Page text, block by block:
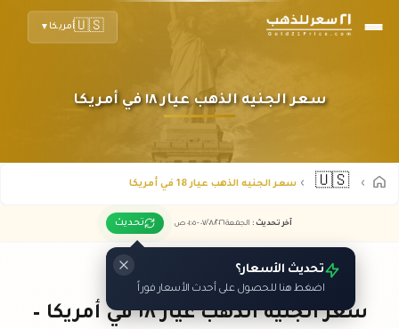
🇺🇸أمريكا ▼
سعر الجنيه الذهب عيار ١٨ في أمريكا
🇺🇸 سعر الجنيه الذهب عيار 18 في أمريكا
آخر تحديث : الجمعة ٠٧ /٠٨/٢٠٢٦ - ٠١:٠٥ ص تحديث
تحديث الأسعار؟
اضغط هنا للحصول على أحدث الأسعار فوراً
سعر الجنيه الذهب عيار ١٨ في أمريكا –